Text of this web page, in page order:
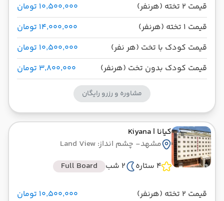
قیمت 2 تخته (هرنفر)
۱۰٬۵۰۰٬۰۰۰ تومان
قیمت 1 تخته (هرنفر)
۱۴٬۰۰۰٬۰۰۰ تومان
قیمت کودک با تخت (هر نفر)
۱۰٬۵۰۰٬۰۰۰ تومان
قیمت کودک بدون تخت (هرنفر)
۳٬۸۰۰٬۰۰۰ تومان
مشاوره و رزرو رایگان
کیانا | Kiyana
مشهد- چشم انداز: Land View
4 ستاره
2 شب Full Board
قیمت 2 تخته (هرنفر)
۱۰٬۵۰۰٬۰۰۰ تومان